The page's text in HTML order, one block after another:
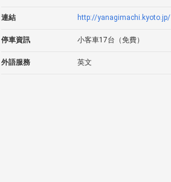
連結 http://yanagimachi.kyoto.jp/
停車資訊 小客車17台（免費）
外語服務 英文